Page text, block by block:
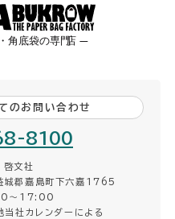
のお問い合わせ
8100
文社
郡嘉島町下六嘉1765
〜17:00
当社カレンダーによる